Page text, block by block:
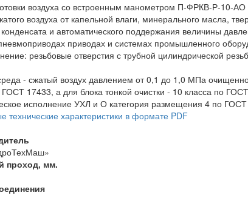
воздуха со встроенным манометром П-ФРКВ-Р-10-АО
воздуха от капельной влаги, минерального масла,
и автоматического поддержания величины
приводах и системах промышленного
резьбовые отверстия с трубной цилиндрической
- сжатый воздух давлением от 0,1 до 1,0 МПа
ГОСТ 17433, а для блока тонкой очистки - 10 класса по
исполнение УХЛ и О категория размещения 4 по
технические характеристики в формате PDF
проход, мм.